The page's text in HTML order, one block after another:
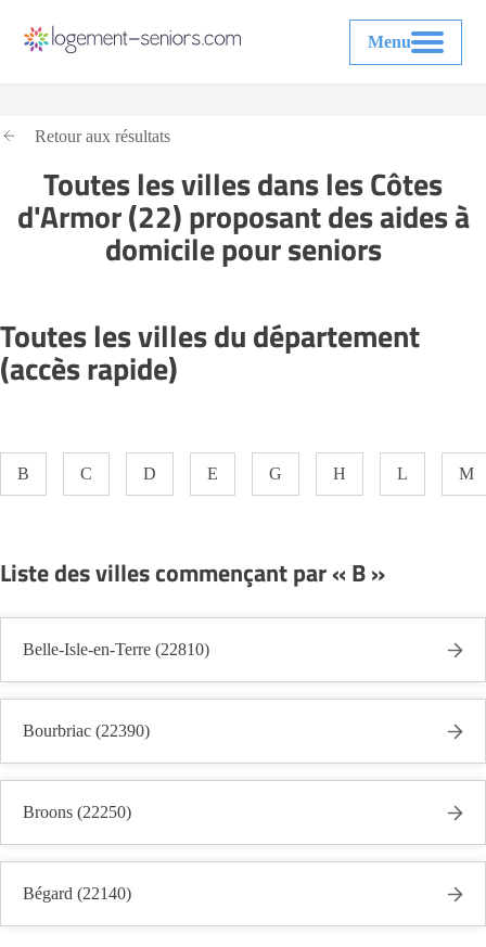
Menu
Retour aux résultats
Toutes les villes dans les Côtes
d'Armor (22) proposant des aides à
domicile pour seniors
Toutes les villes du département
(accès rapide)
B C D E G H L M
Liste des villes commençant par « B »
Belle-Isle-en-Terre (22810)
Bourbriac (22390)
Broons (22250)
Bégard (22140)